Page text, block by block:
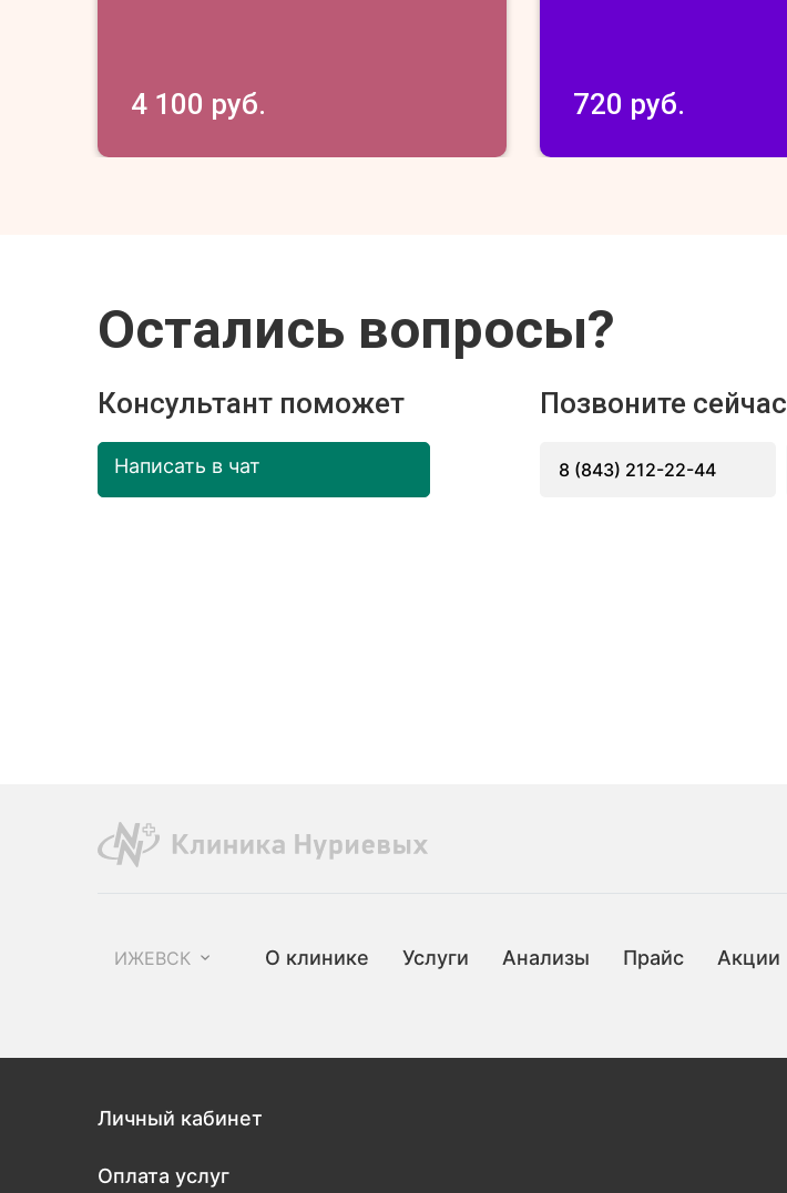
4 100 руб. 720 руб.
Остались вопросы?
Консультант поможет
Написать в чат
Позвоните сейчас
8 (843) 212-22-44
ИЖЕВСК О клинике Услуги Анализы Прайс Акции
Личный кабинет
Оплата услуг